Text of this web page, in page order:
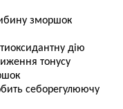
зморшок
дію
тонусу
себорегулюючу